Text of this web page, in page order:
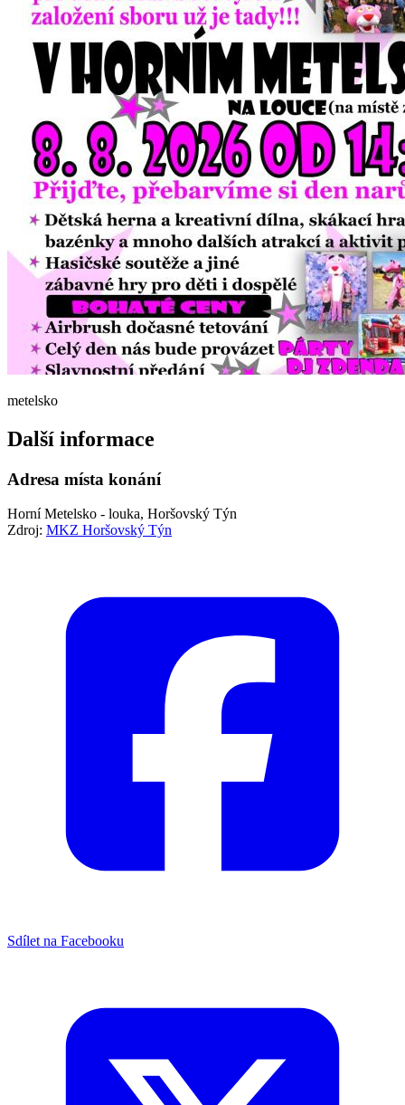
metelsko
Další informace
Adresa místa konání
Horní Metelsko - louka, Horšovský Týn
Zdroj: MKZ Horšovský Týn
Sdílet na Facebooku